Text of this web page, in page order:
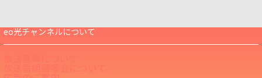
eo光チャンネルについて